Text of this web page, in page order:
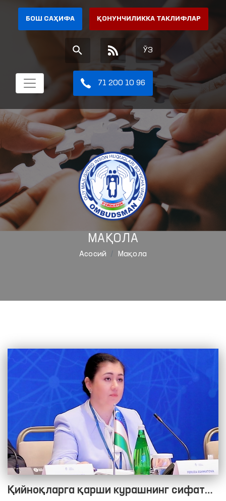
БОШ САҲИФА ҚОНУНЧИЛИККА ТАКЛИФЛАР
ЎЗ
71 200 10 96
МАҚОЛА
Aсосий Мақола
Қийноқларга қарши курашнинг сифат